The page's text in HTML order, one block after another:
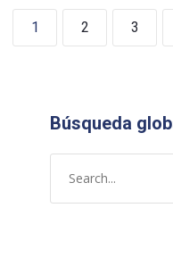
1 2 3
Búsqueda